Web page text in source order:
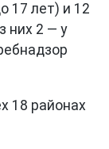
17 лет) и 12
них 2 — у
18 районах